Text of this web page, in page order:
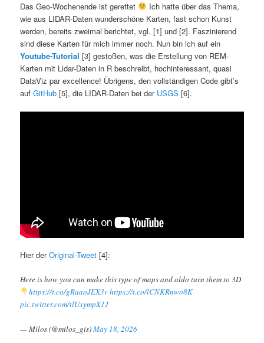
Das Geo-Wochenende ist gerettet
Ich hatte über das Thema,
wie aus LIDAR-Daten wunderschöne Karten, fast schon Kunst
werden, bereits zweimal berichtet, vgl. [1] und [2]. Faszinierend
sind diese Karten für mich immer noch. Nun bin ich auf ein
Youtube-Tutorial [3] gestoßen, was die Erstellung von REM-
Karten mit Lidar-Daten in R beschreibt, hochinteressant, quasi
DataViz par excellence! Übrigens, den vollständigen Code gibt’s
aufGitHub [5], die LIDAR-Daten bei der USGS [6].
Hier derOriginal-Tweet [4]:
Here is how you can make this type of maps and aldo turn them to 3D
https://t.co/gRaaoJEX3vhttps://t.co/lCNKRnwo8K
pic.twitter.com/tlUxympX1J
— Milos (@milos_gis)May 18, 2026